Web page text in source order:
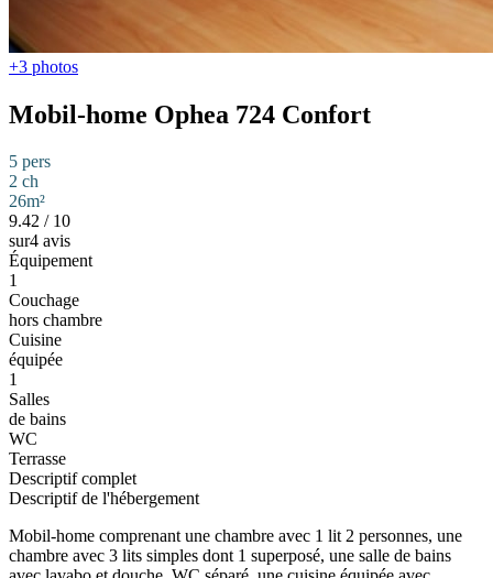
+3 photos
Mobil-home Ophea 724 Confort
5 pers
2 ch
26m²
9.42 / 10
sur4 avis
Équipement
1
Couchage
hors chambre
Cuisine
équipée
1
Salles
de bains
WC
Terrasse
Descriptif complet
Descriptif de l'hébergement
Mobil-home comprenant une chambre avec 1 lit 2 personnes, une
chambre avec 3 lits simples dont 1 superposé, une salle de bains